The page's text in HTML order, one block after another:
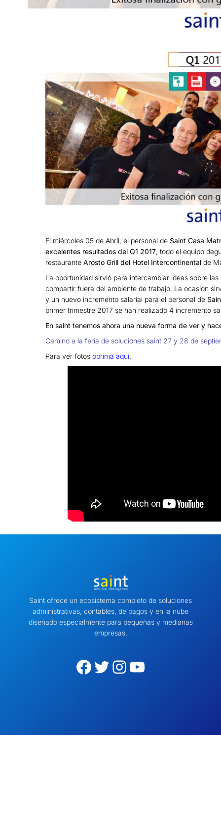
El miércoles 05 de Abril, el personal de Saint Casa
excelentes resultados del Q1 2017, todo el equipo
restaurante Arosto Grill del Hotel Intercontinentalde
La oportunidad sirvió para intercambiar ideas sobre las
compartir fuera del ambiente de trabajo. La ocasión
y un nuevo incremento salarial para el personal de
primer trimestre 2017 se han realizado 4 incremento
En saint tenemos ahora una nueva forma de ver y
Camino a la feria de soluciones saint 27 y 28 de
Para ver fotos oprima aquí.
Saint ofrece un ecosistema completo de soluciones
administrativas, contables, de pagos y en la nube
diseñado especialmente para pequeñas y medianas
empresas.
Facebook Twitter Instagram YouTube